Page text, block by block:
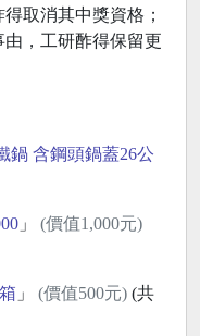
取消其中獎資格；
，工研酢得保留更
鍋 含鋼頭鍋蓋26公
」 (價值1,000元)
」 (價值500元)(共